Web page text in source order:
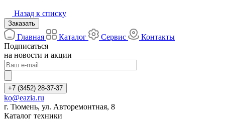
Назад к списку
Заказать
Главная Каталог Сервис
Контакты
Подписаться
на новости и акции
+7 (3452) 28-37-37
ko@eazia.ru
г. Тюмень, ул. Авторемонтная, 8
Каталог техники